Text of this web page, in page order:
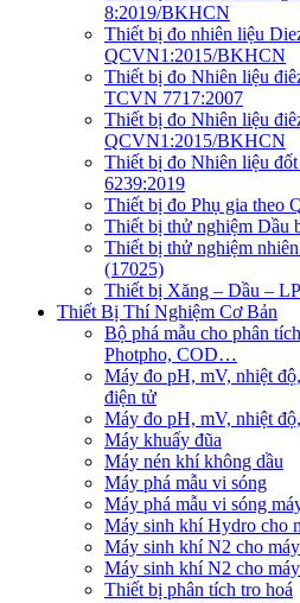
8:2019/BKHCN
Thiết bị đo nhiên liệu
QCVN1:2015/BKHCN
Thiết bị đo Nhiên liệu
TCVN 7717:2007
Thiết bị đo Nhiên liệu
QCVN1:2015/BKHCN
Thiết bị đo Nhiên liệu
6239:2019
Thiết bị đo Phụ gia theo
Thiết bị thử nghiệm Dầu
Thiết bị thử nghiệm
(17025)
Thiết bị Xăng – Dầu –
Thiết Bị Thí Nghiệm Cơ Bản
Bộ phá mẫu cho phân
Photpho, COD…
Máy đo pH, mV, nhiệt
điện tử
Máy đo pH, mV, nhiệt
Máy khuấy đũa
Máy nén khí không dầu
Máy phá mẫu vi sóng
Máy phá mẫu vi sóng
Máy sinh khí Hydro cho
Máy sinh khí N2 cho
Máy sinh khí N2 cho
Thiết bị phân tích tro hoá